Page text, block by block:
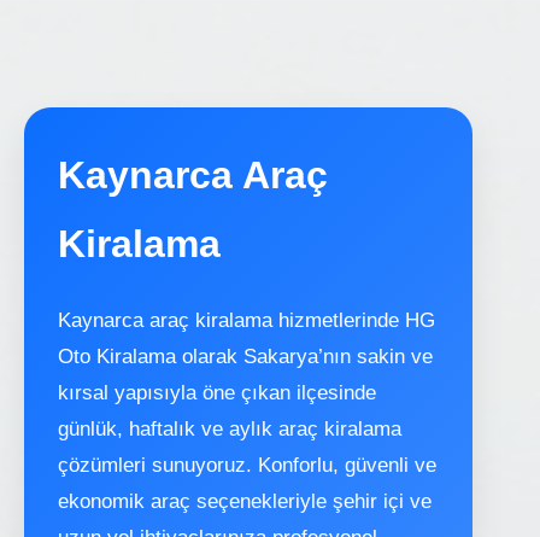
Kaynarca Araç
Kiralama
Kaynarca araç kiralama hizmetlerinde HG
Oto Kiralama olarak Sakarya’nın sakin ve
kırsal yapısıyla öne çıkan ilçesinde
günlük, haftalık ve aylık araç kiralama
çözümleri sunuyoruz. Konforlu, güvenli ve
ekonomik araç seçenekleriyle şehir içi ve